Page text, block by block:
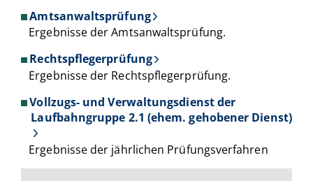
Amtsanwaltsprüfung
Ergebnisse der Amtsanwaltsprüfung.
Rechtspflegerprüfung
Ergebnisse der Rechtspflegerprüfung.
Vollzugs- und Verwaltungsdienst der
Laufbahngruppe 2.1 (ehem. gehobener Dienst)
Ergebnisse der jährlichen Prüfungsverfahren